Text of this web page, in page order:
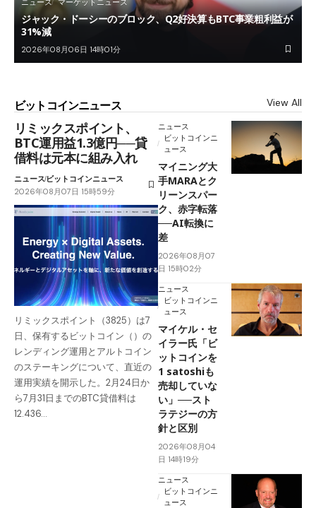
ジャック・ドーシーのブロック、Q2好決算もBTC事業粗利益が
31%減
2026年08月06日 14時01分
ビットコインニュース View All
リミックスポイント、
BTC運用益1.3億円──貸
借料は元本に組み入れ
ニュースビットコインニュース
2026年08月07日 15時59分
リミックスポイント（3825）は7
日、保有するビットコイン（）の
レンディング運用とアルトコイン
のステーキングについて、直近の
運用実績を開示した。2月24日か
ら7月31日までのBTC貸借料は
12.436…
ニュース
ビットコインニ
ュース
マイニング大
手MARAとク
リーンスパー
ク、赤字転落
──AI転換に
差
2026年08月07
日 15時02分
ニュース
ビットコインニ
ュース
マイケル・セ
イラー氏「ビ
ットコインを
1 satoshiも
売却していな
い」──スト
ラテジーの方
針と区別
2026年08月04
日 14時19分
ニュース
ビットコインニ
ュース